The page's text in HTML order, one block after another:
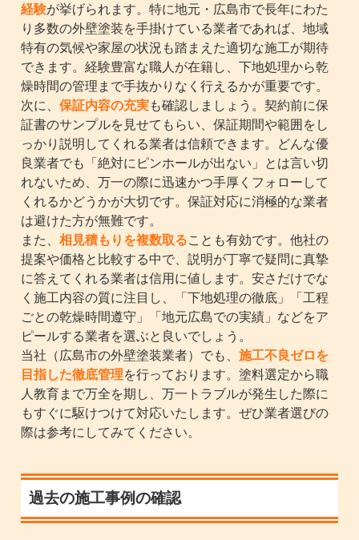
経験が挙げられます。特に地元・広島市で長年にわた
り多数の外壁塗装を手掛けている業者であれば、地域
特有の気候や家屋の状況も踏まえた適切な施工が期待
できます。経験豊富な職人が在籍し、下地処理から乾
燥時間の管理まで手抜かりなく行えるかが重要です。
次に、保証内容の充実も確認しましょう。契約前に保
証書のサンプルを見せてもらい、保証期間や範囲をし
っかり説明してくれる業者は信頼できます。どんな優
良業者でも「絶対にピンホールが出ない」とは言い切
れないため、万一の際に迅速かつ手厚くフォローして
くれるかどうかが大切です。保証対応に消極的な業者
は避けた方が無難です。
また、相見積もりを複数取ることも有効です。他社の
提案や価格と比較する中で、説明が丁寧で疑問に真摯
に答えてくれる業者は信用に値します。安さだけでな
く施工内容の質に注目し、「下地処理の徹底」「工程
ごとの乾燥時間遵守」「地元広島での実績」などをア
ピールする業者を選ぶと良いでしょう。
当社（広島市の外壁塗装業者）でも、施工不良ゼロを
目指した徹底管理を行っております。塗料選定から職
人教育まで万全を期し、万一トラブルが発生した際に
もすぐに駆けつけて対応いたします。ぜひ業者選びの
際は参考にしてみてください。
過去の施工事例の確認